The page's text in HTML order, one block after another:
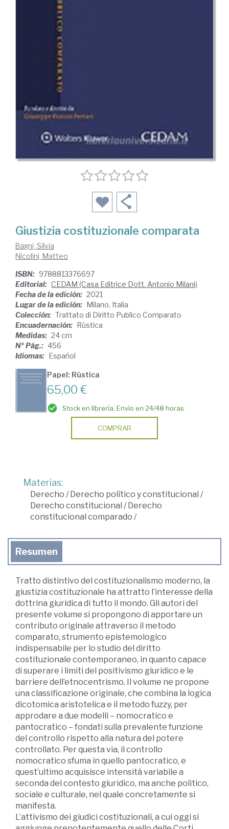
Giustizia costituzionale comparata
Bagni, Silvia
Nicolini, Matteo
ISBN: 9788813376697
Editorial: CEDAM (Casa Editrice Dott. Antonio Milani)
Fecha de la edición: 2021
Lugar de la edición: Milano. Italia
Colección: Trattato di Diritto Publico Comparato
Encuadernación: Rústica
Medidas: 24 cm
Nº Pág.: 456
Idiomas: Español
Papel: Rústica
65,00 €
Stock en librería. Envío en 24/48 horas
COMPRAR
Materias:
Derecho /Derecho político y constitucional /
Derecho constitucional /Derecho
constitucional comparado /
Resumen
Tratto distintivo del costituzionalismo moderno, la
giustizia costituzionale ha attratto l’interesse della
dottrina giuridica di tutto il mondo. Gli autori del
presente volume si propongono di apportare un
contributo originale attraverso il metodo
comparato, strumento epistemologico
indispensabile per lo studio del diritto
costituzionale contemporaneo, in quanto capace
di superare i limiti del positivismo giuridico e le
barriere dell’etnocentrismo. Il volume ne propone
una classificazione originale, che combina la logica
dicotomica aristotelica e il metodo fuzzy, per
approdare a due modelli – nomocratico e
pantocratico – fondati sulla prevalente funzione
del controllo rispetto alla natura del potere
controllato. Per questa via, il controllo
nomocratico sfuma in quello pantocratico, e
quest’ultimo acquisisce intensità variabile a
seconda del contesto giuridico, ma anche politico,
sociale e culturale, nel quale concretamente si
manifesta.
L’attivismo dei giudici costituzionali, a cui oggi si